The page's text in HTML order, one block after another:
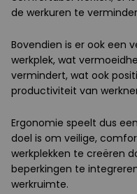
de werkuren te
Bovendien is er ook een
werkplek, wat
vermindert, wat ook
productiviteit van
Ergonomie speelt dus
doel is om veilige,
werkplekken te creëren
beperkingen te
werkruimte.